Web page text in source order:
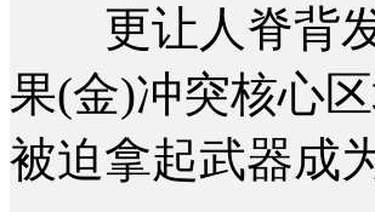
更让人脊背发
果(金)冲突核心
被迫拿起武器成